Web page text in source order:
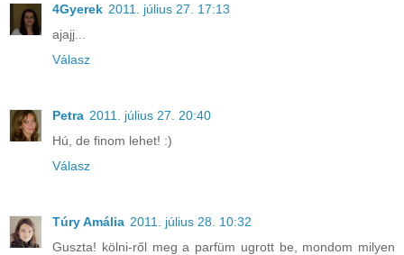
4Gyerek 2011. július 27. 17:13
ajajj...
Válasz
Petra 2011. július 27. 20:40
Hú, de finom lehet! :)
Válasz
Túry Amália 2011. július 28. 10:32
Guszta! kölni-ről meg a parfüm ugrott be, mondom milyen